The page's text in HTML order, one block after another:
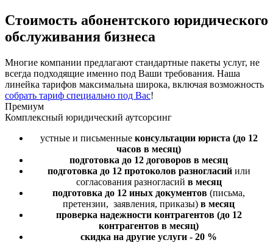
Стоимость абонентского юридического
обслуживания бизнеса
Многие компании предлагают стандартные пакеты услуг, не
всегда подходящие именно под Ваши требования. Наша
линейка тарифов максимальна широка, включая возможность
собрать тариф специально под Вас!
Премиум
Комплексный юридический аутсорсинг
устные и письменные консультации юриста (до 12
часов в месяц)
подготовка до 12 договоров в месяц
подготовка до 12 протоколов разногласийили
согласования разногласий в месяц
подготовка до 12 иных документов (письма,
претензии, заявления, приказы) в месяц
проверка надежности контрагентов (до 12
контрагентов в месяц)
скидка на другие услуги - 20 %